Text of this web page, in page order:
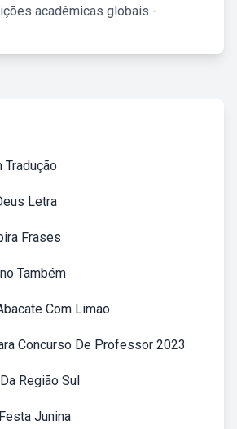
acadêmicas globais -
Tradução
Letra
Frases
Também
Com Limao
Concurso De Professor 2023
Região Sul
Junina